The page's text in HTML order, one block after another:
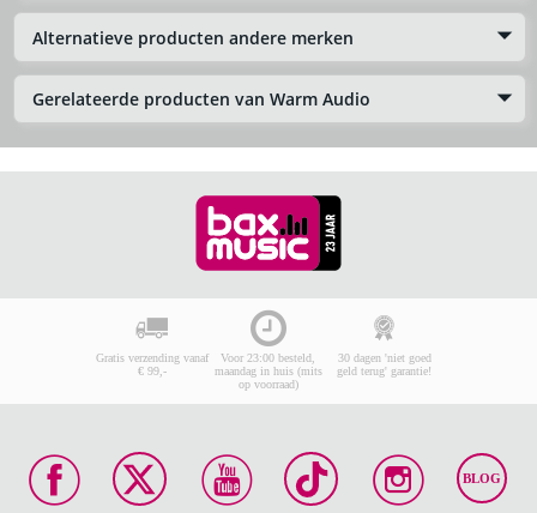
Alternatieve producten andere merken
Gerelateerde producten van Warm Audio
Gratis verzending vanaf
€ 99,-
Voor 23:00 besteld,
maandag in huis (mits
op voorraad)
30 dagen 'niet goed
geld terug' garantie!
BLOG